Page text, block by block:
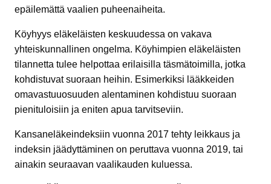
epäilemättä vaalien puheenaiheita.
Köyhyys eläkeläisten keskuudessa on vakava
yhteiskunnallinen ongelma. Köyhimpien eläkeläisten
tilannetta tulee helpottaa erilaisilla täsmätoimilla, jotka
kohdistuvat suoraan heihin. Esimerkiksi lääkkeiden
omavastuuosuuden alentaminen kohdistuu suoraan
pienituloisiin ja eniten apua tarvitseviin.
Kansaneläkeindeksiin vuonna 2017 tehty leikkaus ja
indeksin jäädyttäminen on peruttava vuonna 2019, tai
ainakin seuraavan vaalikauden kuluessa.